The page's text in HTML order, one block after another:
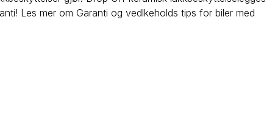
Les mer om Garanti og vedlkeholds tips for biler med